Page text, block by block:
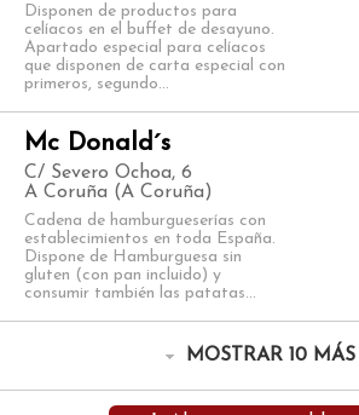
Disponen de productos para
celíacos en el buffet de desayuno.
Apartado especial para celíacos
que disponen de carta especial con
primeros, segundo...
Mc Donald´s
C/ Severo Ochoa, 6
A Coruña (A Coruña)
Cadena de hamburgueserías con
establecimientos en toda España.
Dispone de Hamburguesa sin
gluten (con pan incluido) y
consumir también las patatas...
MOSTRAR 10 MÁS